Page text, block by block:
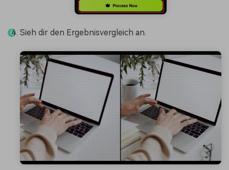
Sieh dir den Ergebnisvergleich an.